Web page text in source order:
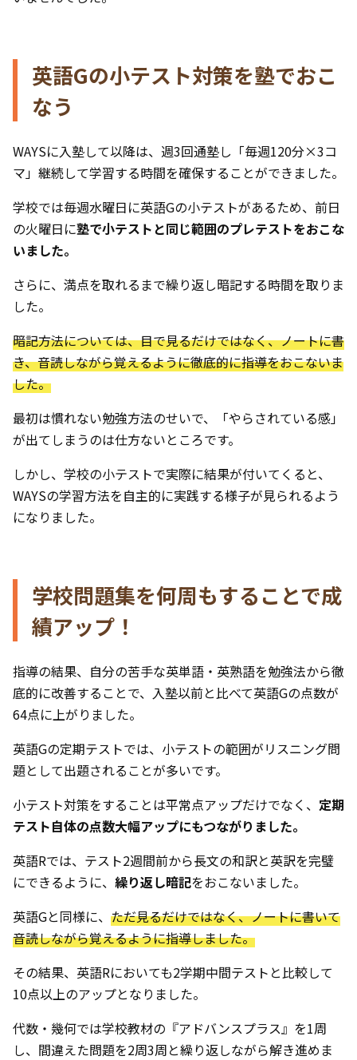
英語Gの小テスト対策を塾でおこ
なう
WAYSに入塾して以降は、週3回通塾し「毎週120分×3コ
マ」継続して学習する時間を確保することができました。
学校では毎週水曜日に英語Gの小テストがあるため、前日
の火曜日に塾で小テストと同じ範囲のプレテストをおこな
いました。
さらに、満点を取れるまで繰り返し暗記する時間を取りま
した。
暗記方法については、目で見るだけではなく、ノートに書
き、音読しながら覚えるように徹底的に指導をおこないま
した。
最初は慣れない勉強方法のせいで、「やらされている感」
が出てしまうのは仕方ないところです。
しかし、学校の小テストで実際に結果が付いてくると、
WAYSの学習方法を自主的に実践する様子が見られるよう
になりました。
学校問題集を何周もすることで成
績アップ！
指導の結果、自分の苦手な英単語・英熟語を勉強法から徹
底的に改善することで、入塾以前と比べて英語Gの点数が
64点に上がりました。
英語Gの定期テストでは、小テストの範囲がリスニング問
題として出題されることが多いです。
小テスト対策をすることは平常点アップだけでなく、 定期
テスト自体の点数大幅アップにもつながりました。
英語Rでは、テスト2週間前から長文の和訳と英訳を完璧
にできるように、 繰り返し暗記をおこないました。
英語Gと同様に、 ただ見るだけではなく、ノートに書いて
音読しながら覚えるように指導しました。
その結果、英語Rにおいても2学期中間テストと比較して
10点以上のアップとなりました。
代数・幾何では学校教材の『アドバンスプラス』を1周
し、間違えた問題を2周3周と繰り返しながら解き進めま